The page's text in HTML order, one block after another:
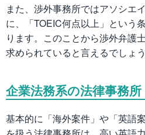
また、渉外事務所ではアソシエ
に、「TOEIC何点以上」という
ります。このことから渉外弁護
求められていると言えるでしょう
企業法務系の法律事務所
基本的に「海外案件」や「英語